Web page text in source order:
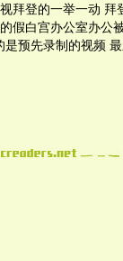
拜登的一举一动 拜
假白宫办公室办公
预先录制的视频